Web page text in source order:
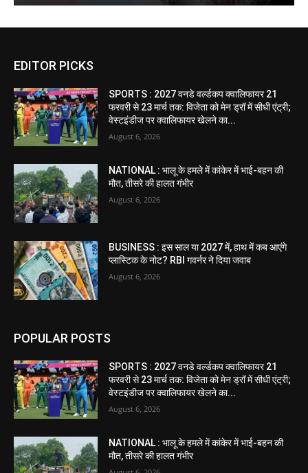
EDITOR PICKS
SPORTS : 2027 वनडे वर्ल्डकप क्वालिफायर 21
फरवरी से 23 मार्च तक: विजेता को मेन ड्रॉ में सीधी एंट्री;
वेस्टइंडीज पर क्वालिफायर खेलने का...
August 6, 2026
NATIONAL : भालू के हमले में कांकेर में भाई-बहन की
मौत, तीसरे की हालत गंभीर
August 6, 2026
BUSINESS : इस साल या 2027 में, हाथ में कब आएंगे
प्लास्टिक के नोट? RBI गवर्नर ने दिया जवाब
August 6, 2026
POPULAR POSTS
SPORTS : 2027 वनडे वर्ल्डकप क्वालिफायर 21
फरवरी से 23 मार्च तक: विजेता को मेन ड्रॉ में सीधी एंट्री;
वेस्टइंडीज पर क्वालिफायर खेलने का...
August 6, 2026
NATIONAL : भालू के हमले में कांकेर में भाई-बहन की
मौत, तीसरे की हालत गंभीर